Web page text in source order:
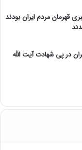
قهرمان مردم ایران بودند
در پی شهادت آیت الله